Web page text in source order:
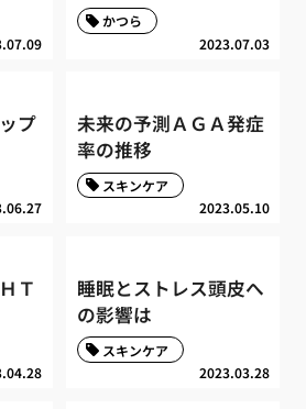
2023.07.03
かつら
プ
未来の予測ＡＧＡ発症
率の推移
2023.05.10
スキンケア
Ｔ
睡眠とストレス頭皮へ
の影響は
2023.03.28
スキンケア